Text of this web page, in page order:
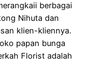
berbagai
Nihuta dan
klien-kliennya.
papan bunga
Florist adalah